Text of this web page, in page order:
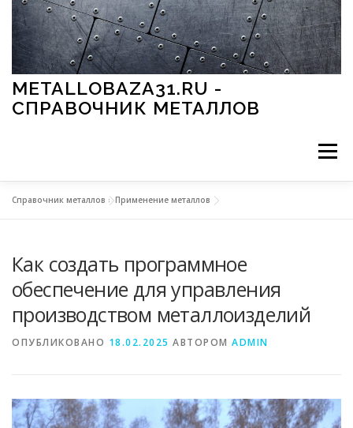
Перейти к содержимому
METALLOBAZA31.RU -
СПРАВОЧНИК МЕТАЛЛОВ
Меню
МЕТАЛЛЫ И ОКРУЖАЮЩАЯ СРЕДА
ПРИМЕНЕНИЕ МЕТАЛЛОВ
Справочник металлов »Применение металлов
Как создать программное
обеспечение для управления
производством металлоизделий
ОПУБЛИКОВАНО 18.02.2025 АВТОРОМ ADMIN